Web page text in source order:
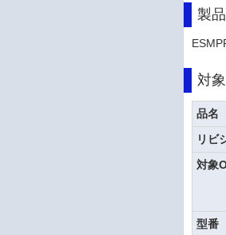
製
対
品名
リビ
対象
型番